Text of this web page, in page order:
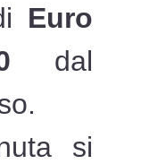
Euro
dal
si